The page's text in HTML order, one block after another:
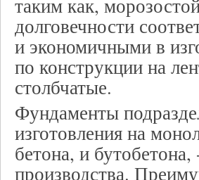
таким как,
долговечности
и экономичными в
по конструкции на
столбчатые.
Фундаменты
изготовления на
бетона, и
производства.